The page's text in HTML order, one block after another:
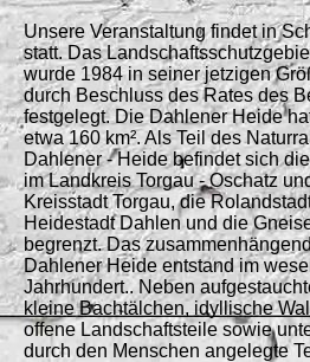
Unsere Veranstaltung findet in
statt. Das
wurde 1984 in seiner jetzigen
durch Beschluss des Rates des
festgelegt. Die Dahlener Heide
etwa 160 km². Als Teil des
Dahlener - Heide befindet sich
im Landkreis Torgau - Oschatz
Kreisstadt Torgau, die
Heidestadt Dahlen und die
begrenzt. Das
Dahlener Heide entstand im
Jahrhundert.. Neben
kleine Bachtälchen, idyllische
offene Landschaftsteile sowie
durch den Menschen angelegte